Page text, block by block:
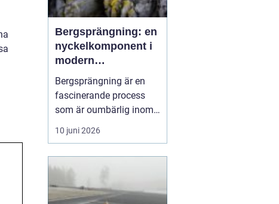
Bergsprängning: en
nyckelkomponent i
modern
konstruktion
Bergsprängning är en
fascinerande process
som är oumbärlig inom
bygg- och
anläggningsindustrin.
kombination av teknik
bergstruktur, gör
10 juni 2026